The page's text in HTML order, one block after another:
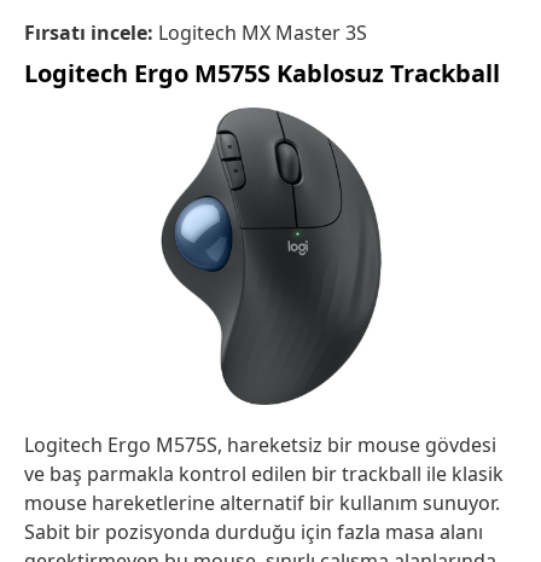
Fırsatı incele: Logitech MX Master 3S
Logitech Ergo M575S Kablosuz Trackball
Logitech Ergo M575S, hareketsiz bir mouse gövdesi
ve baş parmakla kontrol edilen bir trackball ile klasik
mouse hareketlerine alternatif bir kullanım sunuyor.
Sabit bir pozisyonda durduğu için fazla masa alanı